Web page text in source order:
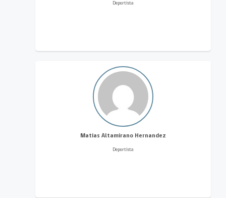
Deportista
Matias Altamirano Hernandez
Deportista